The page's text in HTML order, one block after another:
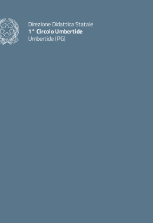
Direzione Didattica Statale
1° Circolo Umbertide
Umbertide (PG)